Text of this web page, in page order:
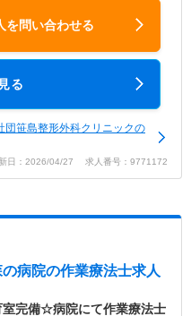
を問い合わせる
る
団笹島整形外科クリニックの
日：2026/04/27 求人番号：9771172
病院の作業療法士求人
室完備☆病院にて作業療法士